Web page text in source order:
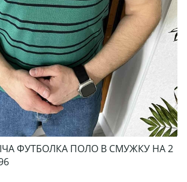
ФУТБОЛКА ПОЛО В СМУЖКУ НА 2